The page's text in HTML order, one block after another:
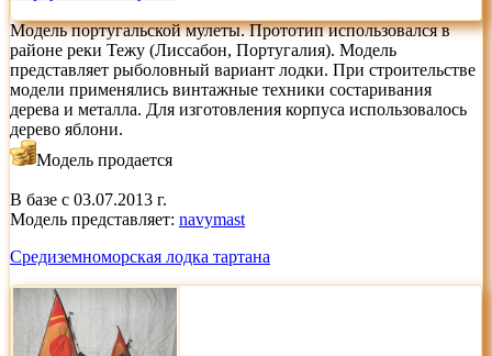
Модель португальской мулеты. Прототип использовался в
районе реки Тежу (Лиссабон, Португалия). Модель
представляет рыболовный вариант лодки. При строительстве
модели применялись винтажные техники состаривания
дерева и металла. Для изготовления корпуса использовалось
дерево яблони.
Модель продается
В базе с 03.07.2013 г.
Модель представляет: navymast
Средиземноморская лодка тартана